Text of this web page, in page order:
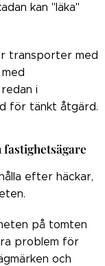
kan "läka"
transporter med
i
för tänkt åtgärd.
efter häckar,
på tomten
problem för
och